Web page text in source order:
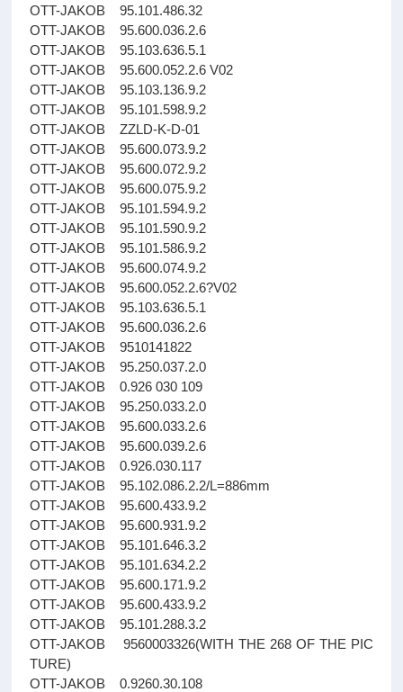
OTT-JAKOB 95.101.486.32
OTT-JAKOB 95.600.036.2.6
OTT-JAKOB 95.103.636.5.1
OTT-JAKOB 95.600.052.2.6 V02
OTT-JAKOB 95.103.136.9.2
OTT-JAKOB 95.101.598.9.2
OTT-JAKOB ZZLD-K-D-01
OTT-JAKOB 95.600.073.9.2
OTT-JAKOB 95.600.072.9.2
OTT-JAKOB 95.600.075.9.2
OTT-JAKOB 95.101.594.9.2
OTT-JAKOB 95.101.590.9.2
OTT-JAKOB 95.101.586.9.2
OTT-JAKOB 95.600.074.9.2
OTT-JAKOB 95.600.052.2.6?V02
OTT-JAKOB 95.103.636.5.1
OTT-JAKOB 95.600.036.2.6
OTT-JAKOB 9510141822
OTT-JAKOB 95.250.037.2.0
OTT-JAKOB 0.926 030 109
OTT-JAKOB 95.250.033.2.0
OTT-JAKOB 95.600.033.2.6
OTT-JAKOB 95.600.039.2.6
OTT-JAKOB 0.926.030.117
OTT-JAKOB 95.102.086.2.2/L=886mm
OTT-JAKOB 95.600.433.9.2
OTT-JAKOB 95.600.931.9.2
OTT-JAKOB 95.101.646.3.2
OTT-JAKOB 95.101.634.2.2
OTT-JAKOB 95.600.171.9.2
OTT-JAKOB 95.600.433.9.2
OTT-JAKOB 95.101.288.3.2
OTT-JAKOB 9560003326(WITH THE 268 OF THE PIC
TURE)
OTT-JAKOB 0.9260.30.108